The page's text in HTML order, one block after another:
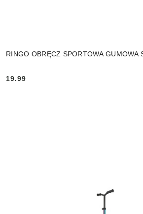
RINGO OBRĘCZ SPORTOWA GUMOWA
Cena:
19.99